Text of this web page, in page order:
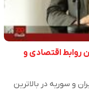
اقتصادی و
و سوریه در بالاترین